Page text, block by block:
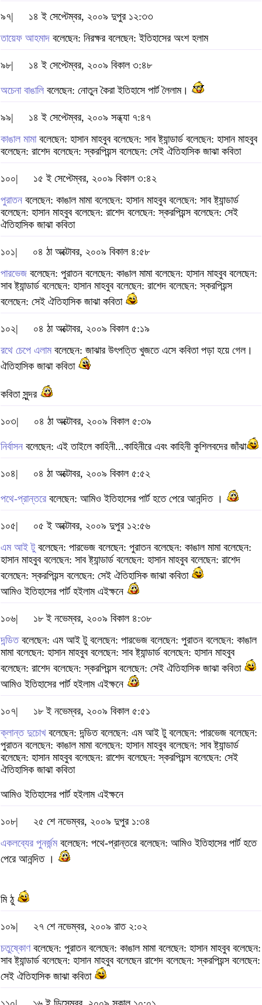
৯৭|
১৪ ই সেপ্টেম্বর, ২০০৯ দুপুর ১২:৩৩
তায়েফ আহমাদ বলেছেন: নিরক্ষর বলেছেন: ইতিহাসের অংশ হলাম
৯৮| ১৪ ই সেপ্টেম্বর, ২০০৯ বিকাল ৩:৪৮
অচেনা বাঙালি বলেছেন: নোতুন কৈরা ইতিহাসে পার্ট লৈলাম।
৯৯|
১৪ ই সেপ্টেম্বর, ২০০৯ সন্ধ্যা ৭:৪৭
কাঙাল মামাবলেছেন: হাসান মাহবুব বলেছেন: সাব ষ্ট্যান্ডার্ড বলেছেন: হাসান মাহবুব
বলেছেন: রাশেদ বলেছেন: স্করপিয়ন্স বলেছেন: সেই ঐতিহাসিক জাঝা কবিতা
১০০|
১৫ ই সেপ্টেম্বর, ২০০৯ বিকাল ৩:৪২
পুরাতন বলেছেন: কাঙাল মামা বলেছেন: হাসান মাহবুব বলেছেন: সাব ষ্ট্যান্ডার্ড
বলেছেন: হাসান মাহবুব বলেছেন: রাশেদ বলেছেন: স্করপিয়ন্স বলেছেন: সেই
ঐতিহাসিক জাঝা কবিতা
১০১|
০৪ ঠা অক্টোবর, ২০০৯ বিকাল ৪:৫৮
পারভেজ বলেছেন: পুরাতন বলেছেন: কাঙাল মামা বলেছেন: হাসান মাহবুব বলেছেন:
সাব ষ্ট্যান্ডার্ড বলেছেন: হাসান মাহবুব বলেছেন: রাশেদ বলেছেন: স্করপিয়ন্স
বলেছেন: সেই ঐতিহাসিক জাঝা কবিতা
১০২|
০৪ ঠা অক্টোবর, ২০০৯ বিকাল ৫:১৯
রথে চেপে এলামবলেছেন: জাঝার উৎপত্তি খুজতে এসে কবিতা পড়া হয়ে গেল।
ঐতিহাসিক জাঝা কবিতা
কবিতা সুন্দর
১০৩| ০৪ ঠা অক্টোবর, ২০০৯ বিকাল ৫:৩৯
নির্বাসন বলেছেন: এই তাইলে কাহিনী...কাহিনীরে এবং কাহিনী কুশিলবদের জাঁঝা
১০৪| ০৪ ঠা অক্টোবর, ২০০৯ বিকাল ৫:৫২
পথে-প্রান্তরে বলেছেন: আমিও ইতিহাসের পার্ট হতে পেরে আনন্দিত ।
১০৫|
০৫ ই অক্টোবর, ২০০৯ দুপুর ১২:৫৬
এম আই টুবলেছেন: পারভেজ বলেছেন: পুরাতন বলেছেন: কাঙাল মামা বলেছেন:
হাসান মাহবুব বলেছেন: সাব ষ্ট্যান্ডার্ড বলেছেন: হাসান মাহবুব বলেছেন: রাশেদ
বলেছেন: স্করপিয়ন্স বলেছেন: সেই ঐতিহাসিক জাঝা কবিতা
আমিও ইতিহাসের পার্ট হইলাম এইক্ষনে
১০৬|
১৮ ই নভেম্বর, ২০০৯ বিকাল ৪:৩৮
দন্ডিতবলেছেন: এম আই টু বলেছেন: পারভেজ বলেছেন: পুরাতন বলেছেন: কাঙাল
মামা বলেছেন: হাসান মাহবুব বলেছেন: সাব ষ্ট্যান্ডার্ড বলেছেন: হাসান মাহবুব
বলেছেন: রাশেদ বলেছেন: স্করপিয়ন্স বলেছেন: সেই ঐতিহাসিক জাঝা কবিতা
আমিও ইতিহাসের পার্ট হইলাম এইক্ষনে
১০৭|
১৮ ই নভেম্বর, ২০০৯ বিকাল ৫:৫১
ক্লান্ত দুচোখবলেছেন: দন্ডিত বলেছেন: এম আই টু বলেছেন: পারভেজ বলেছেন:
পুরাতন বলেছেন: কাঙাল মামা বলেছেন: হাসান মাহবুব বলেছেন: সাব ষ্ট্যান্ডার্ড
বলেছেন: হাসান মাহবুব বলেছেন: রাশেদ বলেছেন: স্করপিয়ন্স বলেছেন: সেই
ঐতিহাসিক জাঝা কবিতা
আমিও ইতিহাসের পার্ট হইলাম এইক্ষনে
১০৮|
২৫ শে নভেম্বর, ২০০৯ দুপুর ১:৩৪
একলব্যের পুনর্জন্মবলেছেন: পথে-প্রান্তরে বলেছেন: আমিও ইতিহাসের পার্ট হতে
পেরে আনন্দিত ।
মি ঠু
১০৯|
২৭ শে নভেম্বর, ২০০৯ রাত ২:০২
চতুষ্কোণবলেছেন: পুরাতন বলেছেন: কাঙাল মামা বলেছেন: হাসান মাহবুব বলেছেন:
সাব ষ্ট্যান্ডার্ড বলেছেন: হাসান মাহবুব বলেছেন রাশেদ বলেছেন: স্করপিয়ন্স বলেছেন:
সেই ঐতিহাসিক জাঝা কবিতা